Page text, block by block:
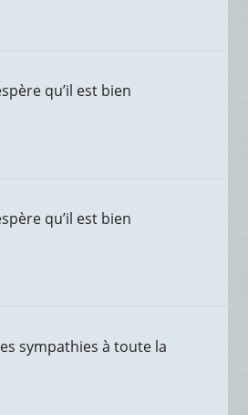
qu’il est bien
qu’il est bien
sympathies à toute la